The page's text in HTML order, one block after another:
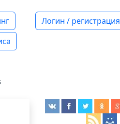
Логин / регистрация